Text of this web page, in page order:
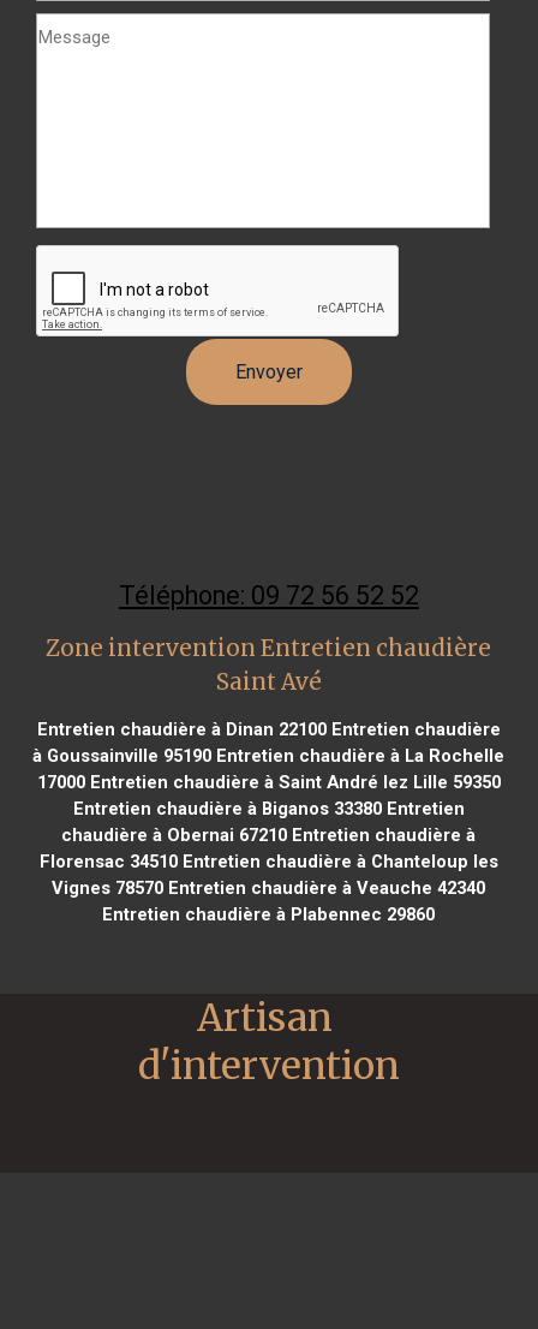
Téléphone: 09 72 56 52 52
Zone intervention Entretien chaudière
Saint Avé
Entretien chaudière à Dinan 22100Entretien chaudière
à Goussainville 95190 Entretien chaudière à La Rochelle
17000Entretien chaudière à Saint André lez Lille 59350
Entretien chaudière à Biganos 33380Entretien
chaudière à Obernai 67210 Entretien chaudière à
Florensac 34510Entretien chaudière à Chanteloup les
Vignes 78570 Entretien chaudière à Veauche 42340
Entretien chaudière à Plabennec 29860
Artisan
d'intervention